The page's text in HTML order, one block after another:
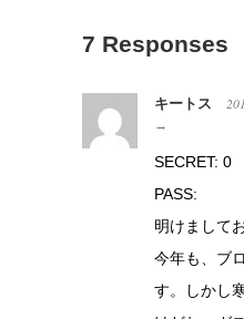
7 Responses
キートス
→
SECRET: 0
PASS:
明けまして
今年も、ブ
す。しかし